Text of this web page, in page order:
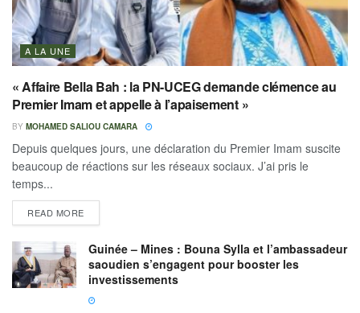
A LA UNE
« Affaire Bella Bah : la PN-UCEG demande clémence au
Premier Imam et appelle à l’apaisement »
BY MOHAMED SALIOU CAMARA
Depuis quelques jours, une déclaration du Premier Imam suscite
beaucoup de réactions sur les réseaux sociaux. J’ai pris le
temps...
READ MORE
Guinée – Mines : Bouna Sylla et l’ambassadeur
saoudien s’engagent pour booster les
investissements